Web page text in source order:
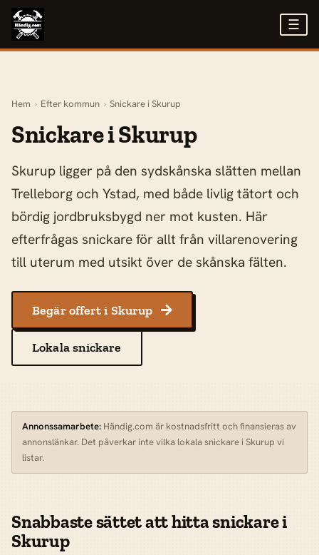
☰
Hem › Efter kommun › Snickare i Skurup
Snickare i Skurup
Skurup ligger på den sydskånska slätten mellan
Trelleborg och Ystad, med både livlig tätort och
bördig jordbruksbygd ner mot kusten. Här
efterfrågas snickare för allt från villarenovering
till uterum med utsikt över de skånska fälten.
Begär offert i Skurup 
Lokala snickare
Annonssamarbete: Händig.com är kostnadsfritt och finansieras av
annonslänkar. Det påverkar inte vilka lokala snickare i Skurup vi
listar.
Snabbaste sättet att hitta snickare i
Skurup